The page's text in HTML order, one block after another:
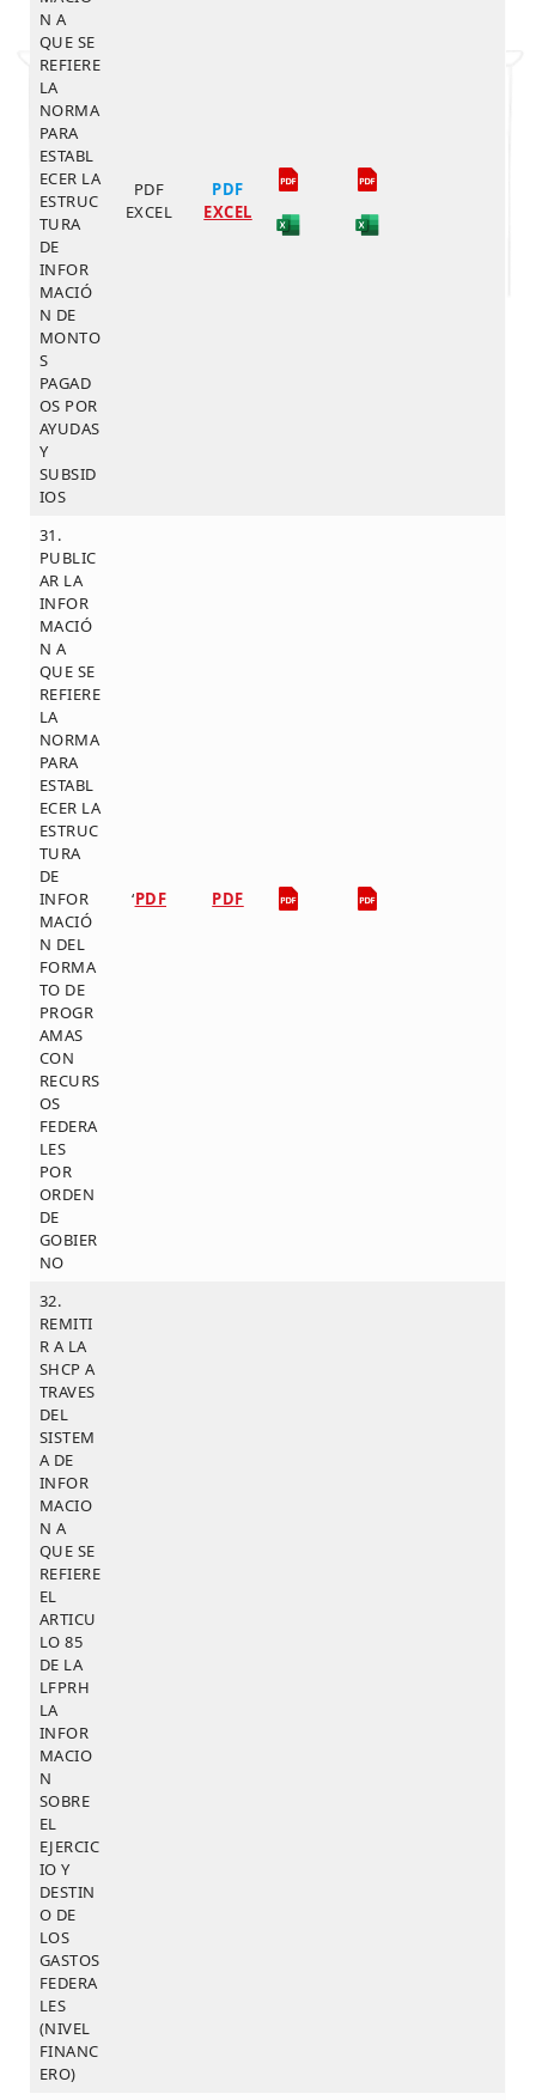
N A
QUE SE
REFIERE
LA
NORMA
PARA
ESTABL
ECER LA
ESTRUC
TURA
DE
INFOR
MACIÓ
N DE
MONTO
S
PAGAD
OS POR
AYUDAS
Y
SUBSID
IOS
PDF
EXCEL
PDF
EXCEL
31.
PUBLIC
AR LA
INFOR
MACIÓ
N A
QUE SE
REFIERE
LA
NORMA
PARA
ESTABL
ECER LA
ESTRUC
TURA
DE
INFOR
MACIÓ
N DEL
FORMA
TO DE
PROGR
AMAS
CON
RECURS
OS
FEDERA
LES
POR
ORDEN
DE
GOBIER
NO
‘PDF PDF
32.
REMITI
R A LA
SHCP A
TRAVES
DEL
SISTEM
A DE
INFOR
MACIO
N A
QUE SE
REFIERE
EL
ARTICU
LO 85
DE LA
LFPRH
LA
INFOR
MACIO
N
SOBRE
EL
EJERCIC
IO Y
DESTIN
O DE
LOS
GASTOS
FEDERA
LES
(NIVEL
FINANC
ERO)